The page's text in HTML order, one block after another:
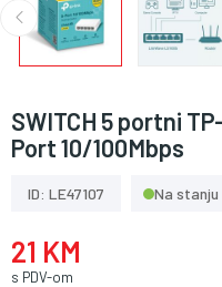
SWITCH 5 portni
Port 10/100Mbps
ID: LE47107 Na stanju
21 KM
s PDV-om